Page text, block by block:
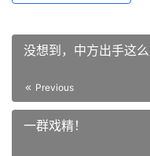
没想到，中方出手这么
Previous
一群戏精！